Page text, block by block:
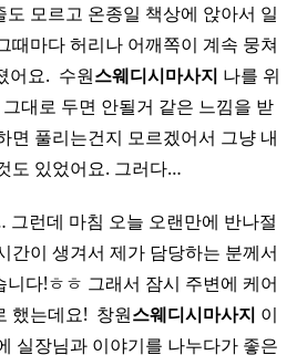
모르고 온종일 책상에 앉아서 일
때마다 허리나 어깨쪽이 계속 뭉쳐
어요. ​ 수원스웨디시마사지 나를 위
대로 두면 안될거 같은 느낌을 받
면 풀리는건지 모르겠어서 그냥 내
도 있었어요. 그러다…
런데 마침 오늘 오랜만에 반나절
간이 생겨서 제가 담당하는 분께서
다!ㅎㅎ 그래서 잠시 주변에 케어
했는데요! ​ 창원스웨디시마사지 이
실장님과 이야기를 나누다가 좋은